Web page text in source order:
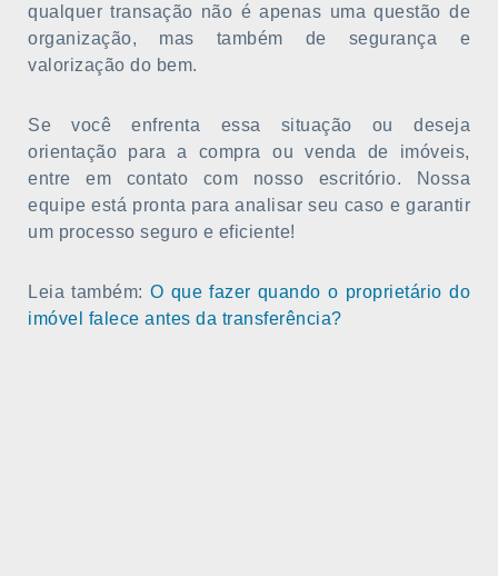
qualquer transação não é apenas uma questão de
organização, mas também de segurança e
valorização do bem.
Se você enfrenta essa situação ou deseja
orientação para a compra ou venda de imóveis,
entre em contato com nosso escritório. Nossa
equipe está pronta para analisar seu caso e garantir
um processo seguro e eficiente!
Leia também: O que fazer quando o proprietário do
imóvel falece antes da transferência?